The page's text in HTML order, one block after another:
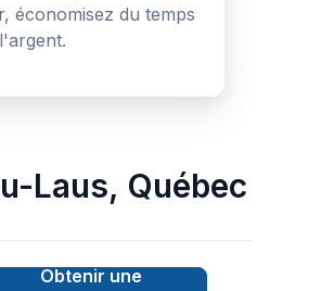
économisez du temps
Laus, Québec
Obtenir une